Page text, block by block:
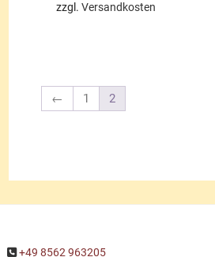
zzgl.Versandkosten
← 1 2
+49 8562 963205